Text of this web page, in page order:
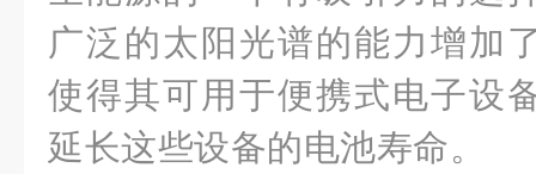
广泛的太阳光谱的能力增加
使得其可用于便携式电子设
延长这些设备的电池寿命。